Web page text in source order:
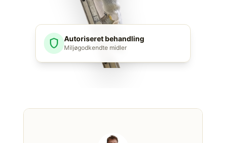
shield Autoriseret behandling
Miljøgodkendte midler